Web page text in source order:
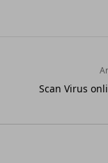
Scan Virus